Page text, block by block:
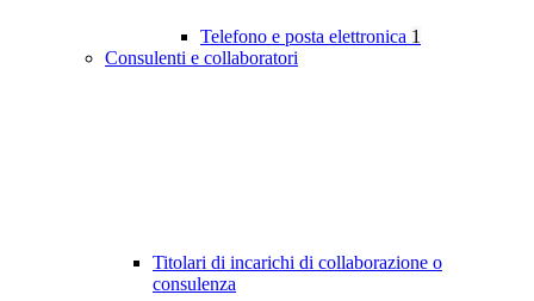
Telefono e posta elettronica 1
Consulenti e collaboratori
Titolari di incarichi di collaborazione o
consulenza